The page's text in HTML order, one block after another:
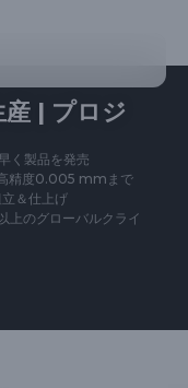
| プロジ
く製品を発売
精度0.005 mmまで
＆仕上げ
のグローバルクライ